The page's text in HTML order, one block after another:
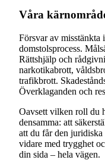
Våra
Försvar av
domstolsprocess.
Rättshjälp och
narkotikabrott,
trafikbrott.
Överklaganden och
Oavsett vilken roll du
densamma: att
att du får den
vidare med trygghet
din sida – hela vägen.